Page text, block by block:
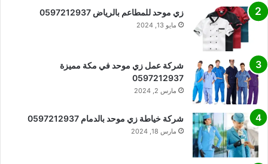
زي موحد للمطاعم بالرياض 0597212937
مايو 13, 2024
شركة عمل زي موحد في مكة مميزة
0597212937
مارس 2, 2024
شركة خياطة زي موحد بالدمام 0597212937
مارس 18, 2024